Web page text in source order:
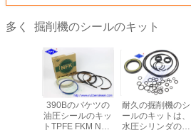
多く 掘削機のシールのキット
390Bのバケツの
油圧シールのキッ
トTPFE FKM NBR
耐久の掘削機のシ
ールのキットは、
水圧シリンダの修